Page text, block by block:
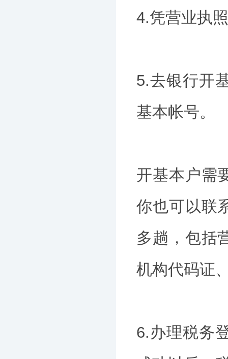
4.凭营业执
5.去银行开
基本帐号。
开基本户需
你也可以联
多趟，包括
机构代码证
6.办理税务